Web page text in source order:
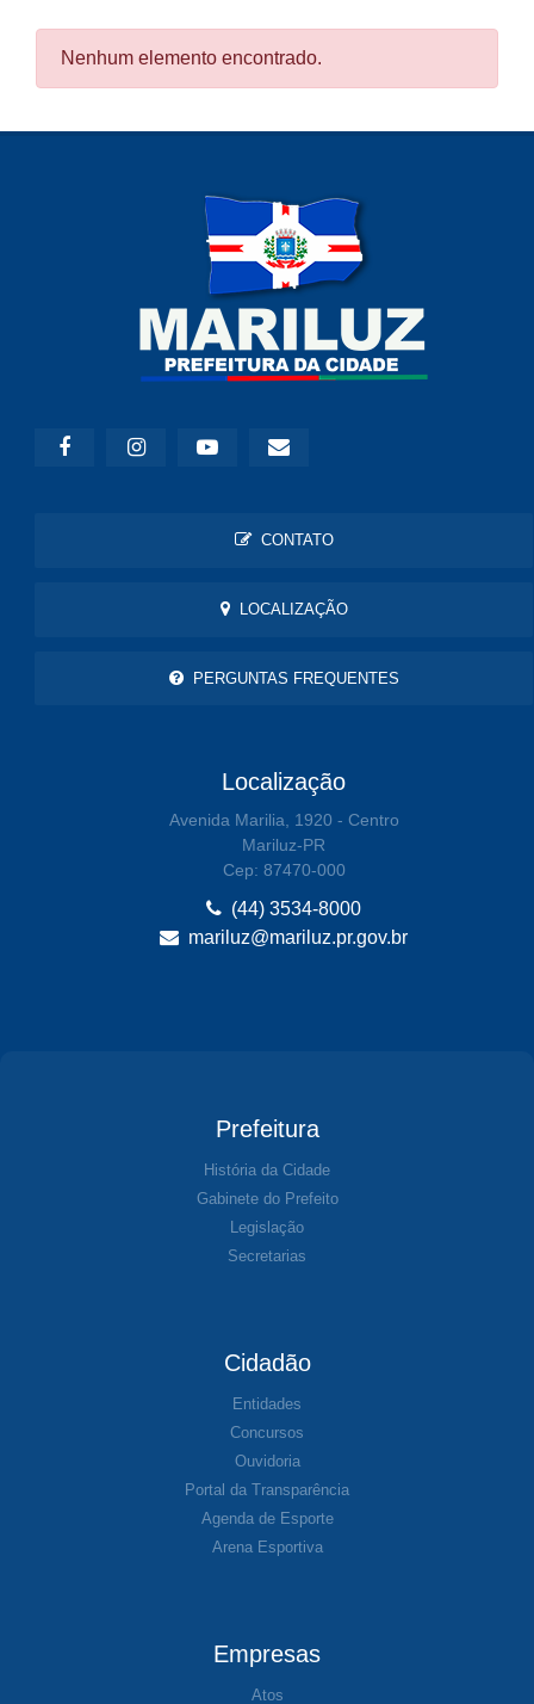
Nenhum elemento encontrado.
CONTATO
LOCALIZAÇÃO
PERGUNTAS FREQUENTES
Localização
Avenida Marilia, 1920 - Centro
Mariluz-PR
Cep: 87470-000
(44) 3534-8000
mariluz@mariluz.pr.gov.br
Prefeitura
História da Cidade
Gabinete do Prefeito
Legislação
Secretarias
Cidadão
Entidades
Concursos
Ouvidoria
Portal da Transparência
Agenda de Esporte
Arena Esportiva
Empresas
Atos